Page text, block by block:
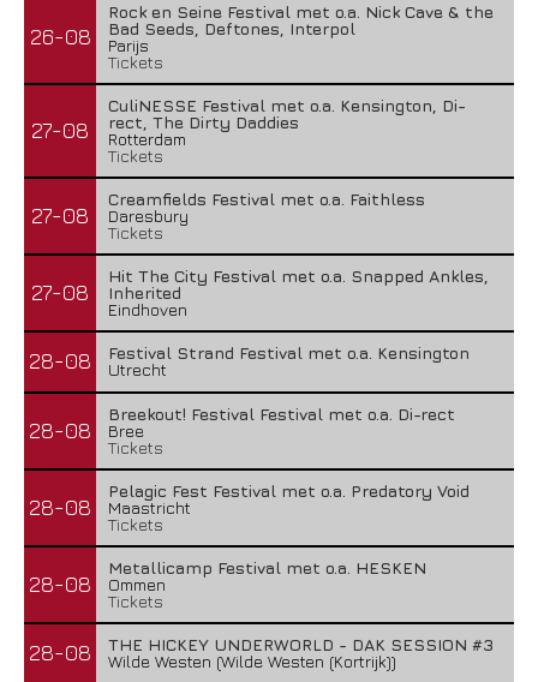
26-08
Rock en Seine Festival met o.a. Nick Cave & the
Bad Seeds, Deftones, Interpol
Parijs
Tickets
27-08
CuliNESSE Festival met o.a. Kensington, Di-
rect, The Dirty Daddies
Rotterdam
Tickets
27-08
Creamfields Festival met o.a. Faithless
Daresbury
Tickets
27-08
Hit The City Festival met o.a. Snapped Ankles,
Inherited
Eindhoven
28-08
Festival Strand Festival met o.a. Kensington
Utrecht
28-08
Breekout! Festival Festival met o.a. Di-rect
Bree
Tickets
28-08
Pelagic Fest Festival met o.a. Predatory Void
Maastricht
Tickets
28-08
Metallicamp Festival met o.a. HESKEN
Ommen
Tickets
28-08
THE HICKEY UNDERWORLD - DAK SESSION #3
Wilde Westen (Wilde Westen (Kortrijk))